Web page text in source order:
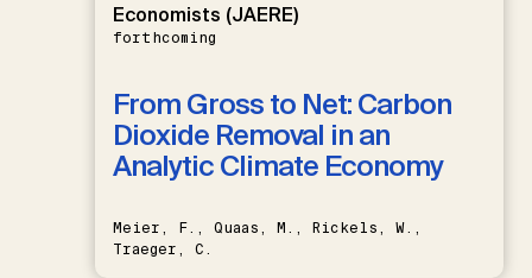
Economists (JAERE)
forthcoming
From Gross to Net: Carbon
Dioxide Removal in an
Analytic Climate Economy
Meier, F., Quaas, M., Rickels, W.,
Traeger, C.